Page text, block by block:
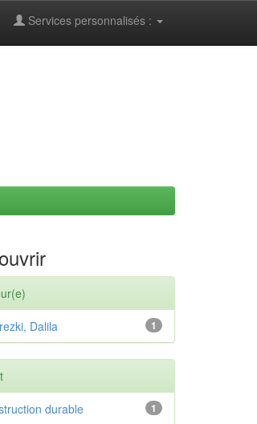
Services personnalisés :
1
Dalila
1
durable